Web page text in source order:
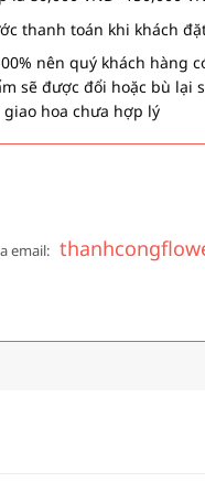
thanh toán khi khách
nên quý khách hàng
sẽ được đổi hoặc bù lại
hoa chưa hợp lý
email: